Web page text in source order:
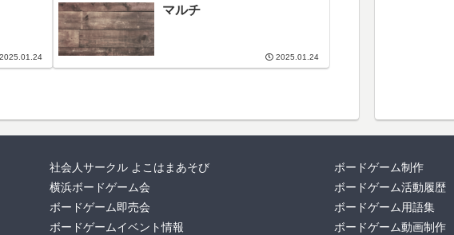
マルチ
2025.01.24
社会人サークル よこはまあそび
横浜ボードゲーム会
ボードゲーム即売会
ボードゲームイベント情報
ボードゲーム制作
ボードゲーム活動履歴
ボードゲーム用語集
ボードゲーム動画制作